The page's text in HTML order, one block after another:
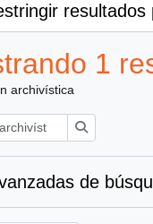
resultados
1
archivística
de